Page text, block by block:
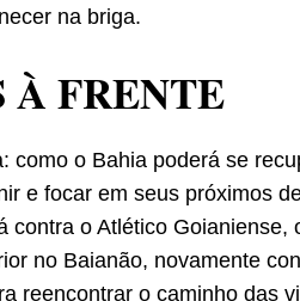
na briga.
À FRENTE
como o Bahia poderá se
e focar em seus próximos
contra o Atlético
no Baianão, novamente
reencontrar o caminho das